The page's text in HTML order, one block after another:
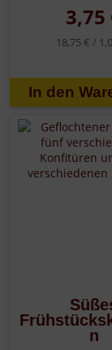
3,75
18,75 € /
n